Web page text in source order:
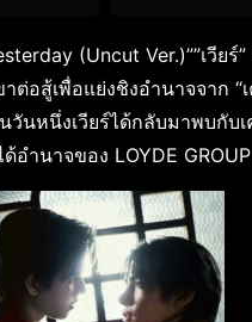
(Uncut Ver.)””เวีย
ต่อสู้เพื่อแย่งชิงอำนาจจาก
วันหนึ่งเวียร์ได้กลับมาพบกั
ำนาจของ LOYDE